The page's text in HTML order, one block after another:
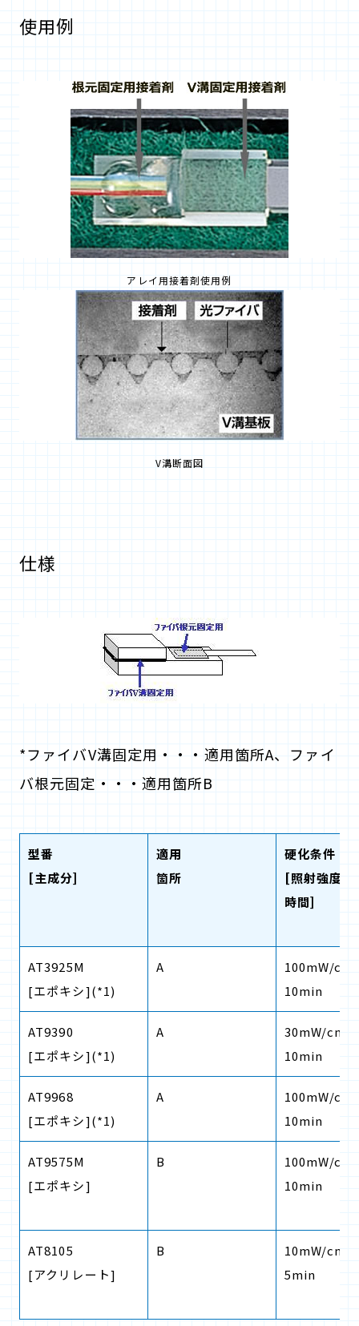
使用例
V溝断面図
アレイ用接着剤使用例
仕様
*ファイバV溝固定用・・・適用箇所A、ファイ
バ根元固定・・・適用箇所B
型番
[主成分]
適用
箇所
硬化条件
[照射強度,
時間]
AT3925M
[エポキシ](*1)
A 100mW/cm
10min
AT9390
[エポキシ](*1)
A 30mW/cm
10min
AT9968
[エポキシ](*1)
A 100mW/cm
10min
AT9575M
[エポキシ]
B 100mW/cm
10min
AT8105
[アクリレート]
B 10mW/cm
5min